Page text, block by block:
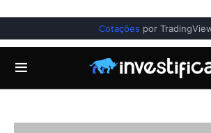
Cotações por